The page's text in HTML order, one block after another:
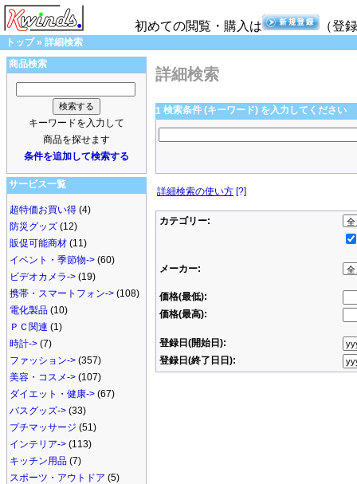
初めての閲覧・購入は （登
トップ» 詳細検索
商品検索
キーワードを入力して
商品を探せます
条件を追加して検索する
サービス一覧
超特価お買い得 (4)
防災グッズ (12)
販促可能商材 (11)
イベント・季節物-> (60)
ビデオカメラ-> (19)
携帯・スマートフォン-> (108)
電化製品 (10)
ＰＣ関連 (1)
時計-> (7)
ファッション-> (357)
美容・コスメ-> (107)
ダイエット・健康-> (67)
バスグッズ-> (33)
プチマッサージ (51)
インテリア-> (113)
キッチン用品 (7)
スポーツ・アウトドア (5)
詳細検索
1 検索条件 (キーワード) を入力してください
詳細検索の使い方 [?]
カテゴリー:
メーカー:
価格(最低):
価格(最高):
登録日(開始日):
登録日(終了日日):